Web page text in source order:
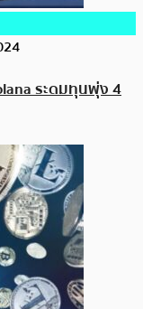
ระดมทุนพุ่ง 4